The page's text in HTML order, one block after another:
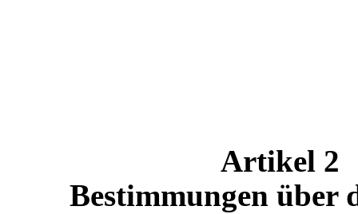
Artikel 2
Bestimmungen über